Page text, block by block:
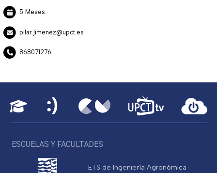
5 Meses
pilar.jimenez@upct.es
868071276
ESCUELAS Y FACULTADES
ETS de Ingeniería Agronómica